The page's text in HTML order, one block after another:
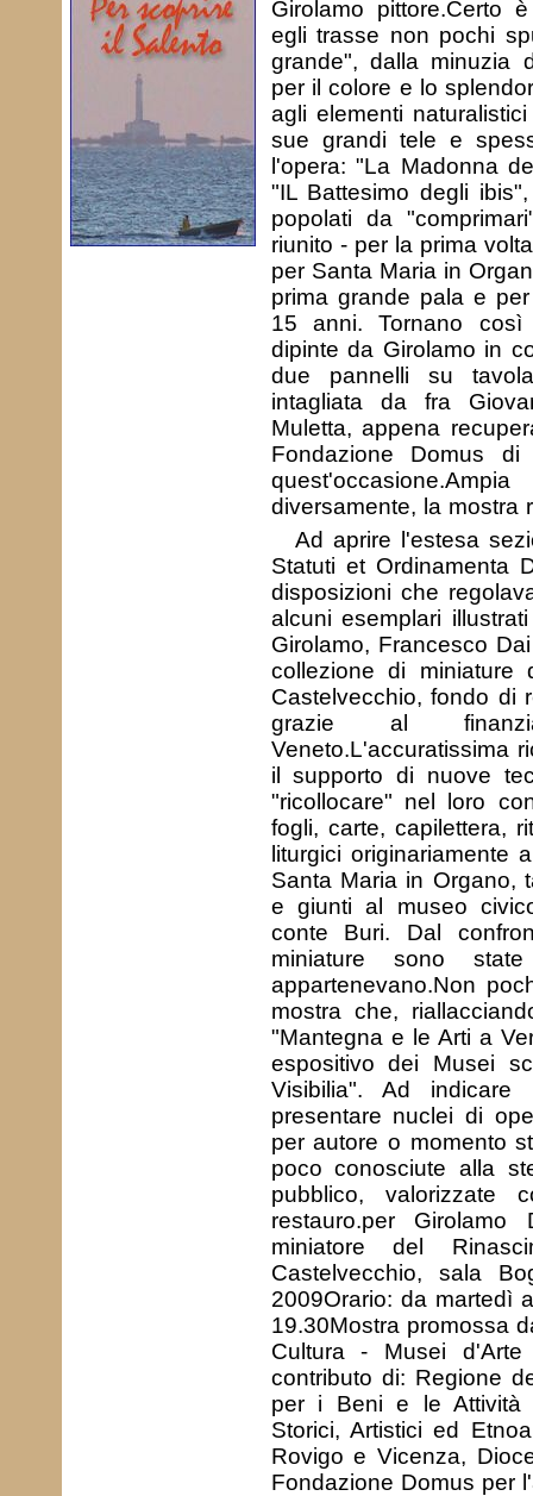
Girolamo pittore.Certo
egli trasse non pochi
grande", dalla minuzia
per il colore e lo
agli elementi
sue grandi tele e
l'opera: "La Madonna
"IL Battesimo degli
popolati da
riunito - per la prima
per Santa Maria in
prima grande pala e
15 anni. Tornano
dipinte da Girolamo in
due pannelli su
intagliata da fra
Muletta, appena
Fondazione Domus
diversamente, la mostra
Ad aprire l'estesa
Statuti et Ordinamenta
disposizioni che
alcuni esemplari
Girolamo, Francesco
collezione di miniature
Castelvecchio, fondo di
grazie al
Veneto.L'accuratissima
il supporto di nuove
"ricollocare" nel loro
fogli, carte, capilettera,
liturgici originariamente
Santa Maria in Organo,
e giunti al museo
conte Buri. Dal
miniature sono
appartenevano.Non
mostra che,
"Mantegna e le Arti a
espositivo dei Musei
Visibilia". Ad
presentare nuclei di
per autore o momento
poco conosciute alla
pubblico, valorizzate
restauro.per
miniatore del
Castelvecchio, sala
2009Orario: da martedì
19.30Mostra promossa
Cultura - Musei
contributo di: Regione
per i Beni e le Attività
Storici, Artistici ed
Rovigo e Vicenza,
Fondazione Domus per